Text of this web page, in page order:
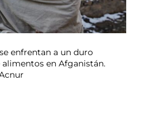
enfrentan a un duro
alimentos en Afganistán.